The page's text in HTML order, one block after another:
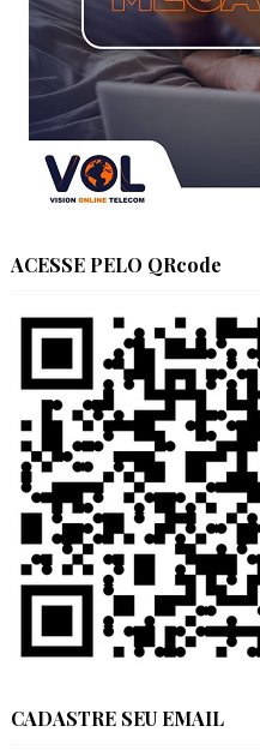
ACESSE PELO QRcode
CADASTRE SEU EMAIL